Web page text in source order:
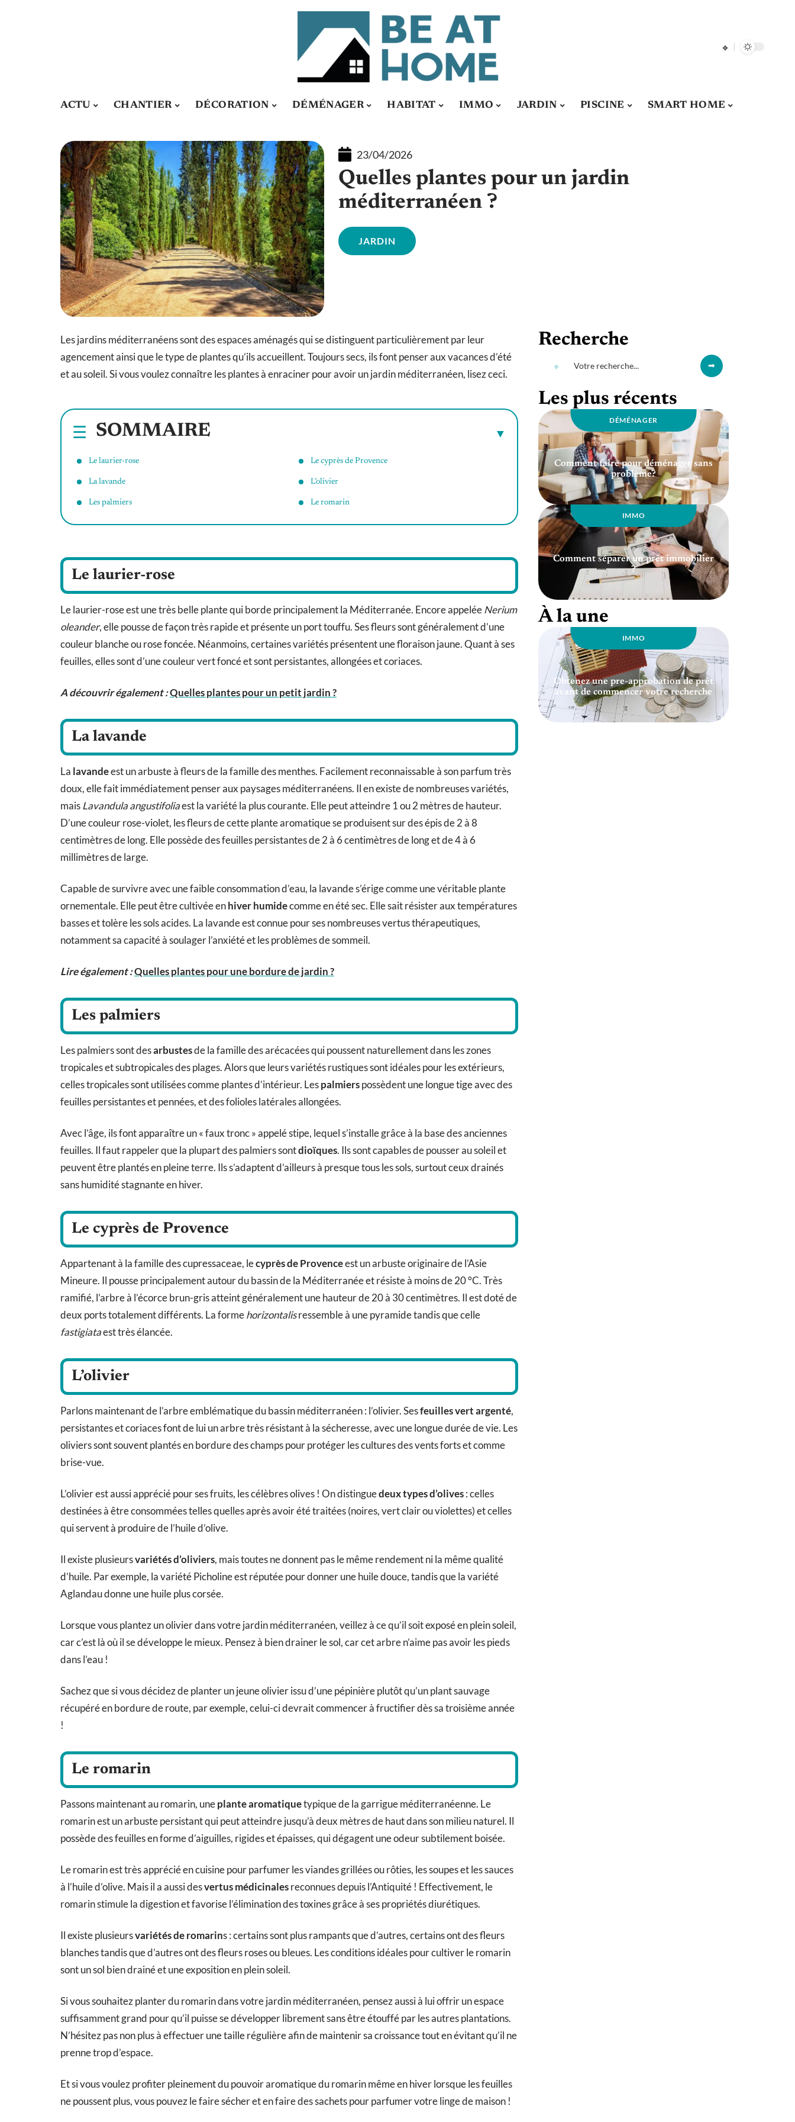
ACTU CHANTIER DÉCORATION DÉMÉNAGER HABITAT IMMO JARDIN PISCINE SMART HOME
23/04/2026
Quelles plantes pour un jardin
méditerranéen ?
JARDIN
Les jardins méditerranéens sont des espaces aménagés qui se distinguent particulièrement par leur
agencement ainsi que le type de plantes qu’ils accueillent. Toujours secs, ils font penser aux vacances d’été
et au soleil. Si vous voulez connaître les plantes à enraciner pour avoir un jardin méditerranéen, lisez ceci.
SOMMAIRE
Le laurier-rose
La lavande
Les palmiers
Le cyprès de Provence
L’olivier
Le romarin
Le laurier-rose
Le laurier-rose est une très belle plante qui borde principalement la Méditerranée. Encore appeléeNerium
oleander, elle pousse de façon très rapide et présente un port touffu. Ses fleurs sont généralement d’une
couleur blanche ou rose foncée. Néanmoins, certaines variétés présentent une floraison jaune. Quant à ses
feuilles, elles sont d’une couleur vert foncé et sont persistantes, allongées et coriaces.
A découvrir également :Quelles plantes pour un petit jardin ?
La lavande
La lavandeest un arbuste à fleurs de la famille des menthes. Facilement reconnaissable à son parfum très
doux, elle fait immédiatement penser aux paysages méditerranéens. Il en existe de nombreuses variétés,
maisLavandula angustifoliaest la variété la plus courante. Elle peut atteindre 1 ou 2 mètres de hauteur.
D’une couleur rose-violet, les fleurs de cette plante aromatique se produisent sur des épis de 2 à 8
centimètres de long. Elle possède des feuilles persistantes de 2 à 6 centimètres de long et de 4 à 6
millimètres de large.
Capable de survivre avec une faible consommation d’eau, la lavande s’érige comme une véritable plante
ornementale. Elle peut être cultivée enhiver humidecomme en été sec. Elle sait résister aux températures
basses et tolère les sols acides. La lavande est connue pour ses nombreuses vertus thérapeutiques,
notamment sa capacité à soulager l’anxiété et les problèmes de sommeil.
Lire également :Quelles plantes pour une bordure de jardin ?
Les palmiers
Les palmiers sont desarbustesde la famille des arécacées qui poussent naturellement dans les zones
tropicales et subtropicales des plages. Alors que leurs variétés rustiques sont idéales pour les extérieurs,
celles tropicales sont utilisées comme plantes d’intérieur. Lespalmierspossèdent une longue tige avec des
feuilles persistantes et pennées, et des folioles latérales allongées.
Avec l’âge, ils font apparaître un « faux tronc » appelé stipe, lequel s’installe grâce à la base des anciennes
feuilles. Il faut rappeler que la plupart des palmiers sontdioïques. Ils sont capables de pousser au soleil et
peuvent être plantés en pleine terre. Ils s’adaptent d’ailleurs à presque tous les sols, surtout ceux drainés
sans humidité stagnante en hiver.
Le cyprès de Provence
Appartenant à la famille des cupressaceae, lecyprès de Provenceest un arbuste originaire de l’Asie
Mineure. Il pousse principalement autour du bassin de la Méditerranée et résiste à moins de 20 °C. Très
ramifié, l’arbre à l’écorce brun-gris atteint généralement une hauteur de 20 à 30 centimètres. Il est doté de
deux ports totalement différents. La formehorizontalisressemble à une pyramide tandis que celle
fastigiataest très élancée.
L’olivier
Parlons maintenant de l’arbre emblématique du bassin méditerranéen : l’olivier. Sesfeuilles vert argenté,
persistantes et coriaces font de lui un arbre très résistant à la sécheresse, avec une longue durée de vie. Les
oliviers sont souvent plantés en bordure des champs pour protéger les cultures des vents forts et comme
brise-vue.
L’olivier est aussi apprécié pour ses fruits, les célèbres olives ! On distinguedeux types d’olives: celles
destinées à être consommées telles quelles après avoir été traitées (noires, vert clair ou violettes) et celles
qui servent à produire de l’huile d’olive.
Il existe plusieursvariétés d’oliviers, mais toutes ne donnent pas le même rendement ni la même qualité
d’huile. Par exemple, la variété Picholine est réputée pour donner une huile douce, tandis que la variété
Aglandau donne une huile plus corsée.
Lorsque vous plantez un olivier dans votre jardin méditerranéen, veillez à ce qu’il soit exposé en plein soleil,
car c’est là où il se développe le mieux. Pensez à bien drainer le sol, car cet arbre n’aime pas avoir les pieds
dans l’eau !
Sachez que si vous décidez de planter un jeune olivier issu d’une pépinière plutôt qu’un plant sauvage
récupéré en bordure de route, par exemple, celui-ci devrait commencer à fructifier dès sa troisième année
!
Le romarin
Passons maintenant au romarin, uneplante aromatiquetypique de la garrigue méditerranéenne. Le
romarin est un arbuste persistant qui peut atteindre jusqu’à deux mètres de haut dans son milieu naturel. Il
possède des feuilles en forme d’aiguilles, rigides et épaisses, qui dégagent une odeur subtilement boisée.
Le romarin est très apprécié en cuisine pour parfumer les viandes grillées ou rôties, les soupes et les sauces
à l’huile d’olive. Mais il a aussi desvertus médicinalesreconnues depuis l’Antiquité ! Effectivement, le
romarin stimule la digestion et favorise l’élimination des toxines grâce à ses propriétés diurétiques.
Il existe plusieursvariétés de romarins : certains sont plus rampants que d’autres, certains ont des fleurs
blanches tandis que d’autres ont des fleurs roses ou bleues. Les conditions idéales pour cultiver le romarin
sont un sol bien drainé et une exposition en plein soleil.
Si vous souhaitez planter du romarin dans votre jardin méditerranéen, pensez aussi à lui offrir un espace
suffisamment grand pour qu’il puisse se développer librement sans être étouffé par les autres plantations.
N’hésitez pas non plus à effectuer une taille régulière afin de maintenir sa croissance tout en évitant qu’il ne
prenne trop d’espace.
Et si vous voulez profiter pleinement du pouvoir aromatique du romarin même en hiver lorsque les feuilles
ne poussent plus, vous pouvez le faire sécher et en faire des sachets pour parfumer votre linge de maison !
Recherche
Les plus récents
DÉMÉNAGER
Comment faire pour déménager sans
problème?
IMMO
Comment séparer un prêt immobilier
?
À la une
IMMO
Obtenez une pre-approbation de prêt
avant de commencer votre recherche